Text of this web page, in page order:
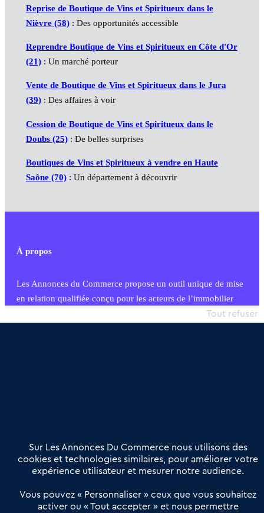
Reprise de Boutique de Vins et Spiritueux dans le
Nièvre (58): Des opportunités accessible
Reprendre Boutique de Vins et Spiritueux en Côte d'Or
(21): Un marché porteur
Vente de Boutique de Vins et Spiritueux dans le Jura
(39): Des affaires à voir
Cession de Boutique de Vins et Spiritueux dans le
Doubs (25): De belles surprises
Boutiques de Vins et Spiritueux à vendre en Haute
Saône (70): Un département à découvrir
À propos
Les Annonces du Commerce propose un outil unique de mise
en relation qualifiée conçu pour les acteurs de l’immobilier
commercial et les collectivités territoriales, simple et intégrant
Offres Pro
Actualités
Qui sommes nous ?
Derniers articles
Réseau 3C : un partenaire national dédié aux transactions
Sur Les Annonces Du Commerce nous utilisons des
cookies et technologies similaires, pour améliorer votre
expérience utilisateur et mesurer notre audience.
Vous pouvez « Personnaliser » ceux que vous souhaitez
activer ou « Tout accepter » et nous permettre
Tout refuser